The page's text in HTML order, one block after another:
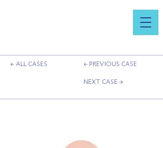
← ALL CASES
← PREVIOUS CASE
NEXT CASE →